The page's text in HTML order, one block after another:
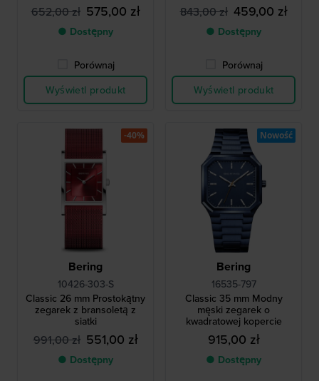
652,00 zł 575,00 zł
● Dostępny
Porównaj
Wyświetl produkt
bezpłatną bransoletką
843,00 zł 459,00 zł
● Dostępny
Porównaj
Wyświetl produkt
Bering
10426-303-S
Classic 26 mm Prostokątny
zegarek z bransoletą z
siatki
991,00 zł 551,00 zł
● Dostępny
-40%
Bering
16535-797
Classic 35 mm Modny
męski zegarek o
kwadratowej kopercie
915,00 zł
● Dostępny
Nowość